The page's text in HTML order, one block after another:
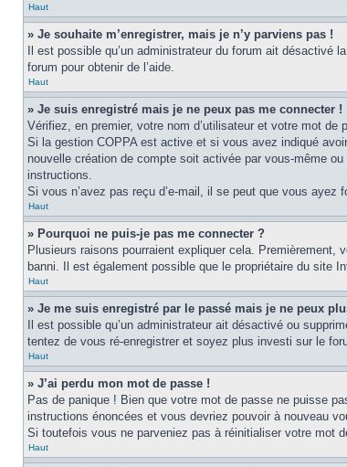
Haut
» Je souhaite m’enregistrer, mais je n’y parviens pas !
Il est possible qu’un administrateur du forum ait
forum pour obtenir de l’aide.
Haut
» Je suis enregistré mais je ne peux pas me connecter !
Vérifiez, en premier, votre nom d’utilisateur et votre mot
Si la gestion COPPA est active et si vous avez indiqué
nouvelle création de compte soit activée par vous-même
instructions.
Si vous n’avez pas reçu d’e-mail, il se peut que vous
Haut
» Pourquoi ne puis-je pas me connecter ?
Plusieurs raisons pourraient expliquer cela. Premièrement,
banni. Il est également possible que le propriétaire du site
Haut
» Je me suis enregistré par le passé mais je ne peux
Il est possible qu’un administrateur ait désactivé ou
tentez de vous ré-enregistrer et soyez plus investi sur le
Haut
» J’ai perdu mon mot de passe !
Pas de panique ! Bien que votre mot de passe ne puisse
instructions énoncées et vous devriez pouvoir à nouveau
Si toutefois vous ne parveniez pas à réinitialiser votre mot
Haut